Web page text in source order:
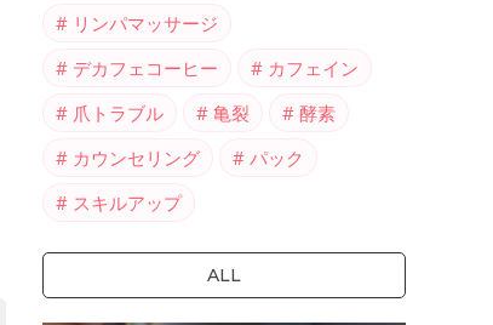
リンパマッサージ
デカフェコーヒー
カフェイン
爪トラブル
亀裂
酵素
カウンセリング
パック
スキルアップ
ALL